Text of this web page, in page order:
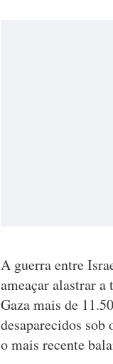
A guerra entre
ameaçar alastrar
Gaza mais de
desaparecidos sob
o mais recente